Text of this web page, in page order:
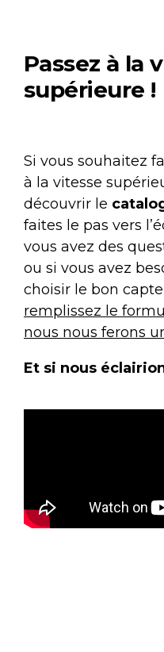
Passez à la
supérieure !
Si vous souhaitez
à la vitesse
découvrir le
faites le pas vers
vous avez des
ou si vous avez
choisir le bon
remplissez le
nous nous ferons
Et si nous